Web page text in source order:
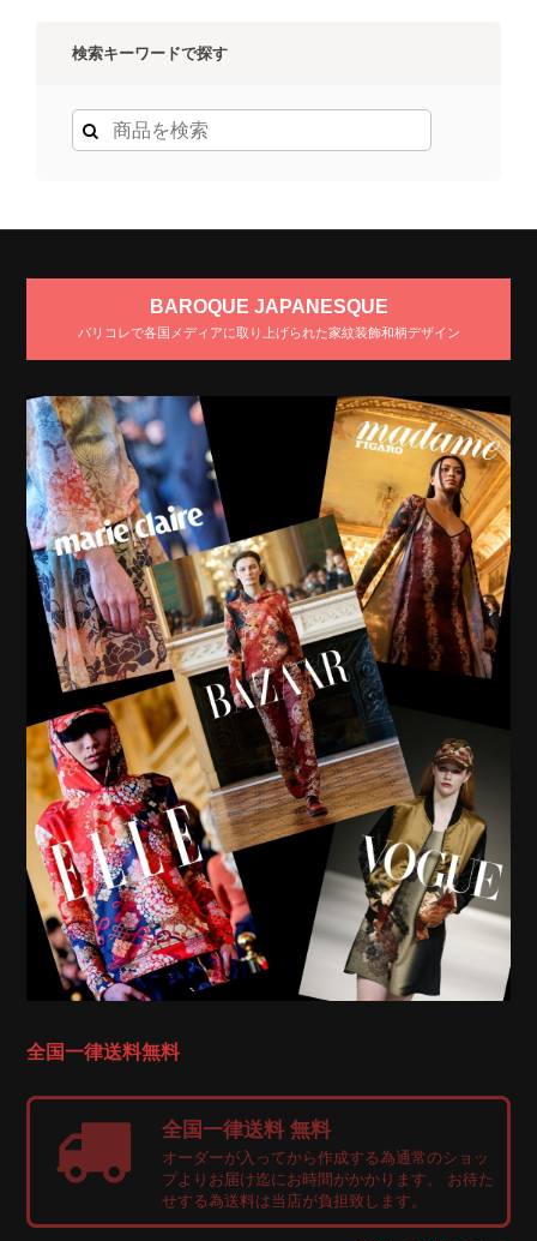
検索キーワードで探す
BAROQUE JAPANESQUE
パリコレで各国メディアに取り上げられた家紋装飾和柄デザイン
全国一律送料無料
全国一律送料 無料
オーダーが入ってから作成する為通常のショッ
プよりお届け迄にお時間がかかります。 お待た
せする為送料は当店が負担致します。